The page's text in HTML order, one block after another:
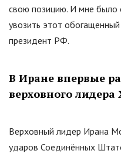
свою позицию. И мне было
увозить этот
президент РФ.
В Иране впервые
верховного
Верховный лидер Ирана
ударов Соединённых